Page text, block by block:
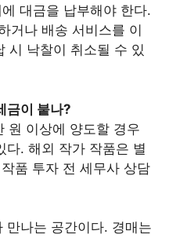
대금을 납부해야 한다.
거나 배송 서비스를 이
시 낙찰이 취소될 수 있
금이 붙나?
원 이상에 양도할 경우
다. 해외 작가 작품은 별
품 투자 전 세무사 상담
만나는 공간이다. 경매는